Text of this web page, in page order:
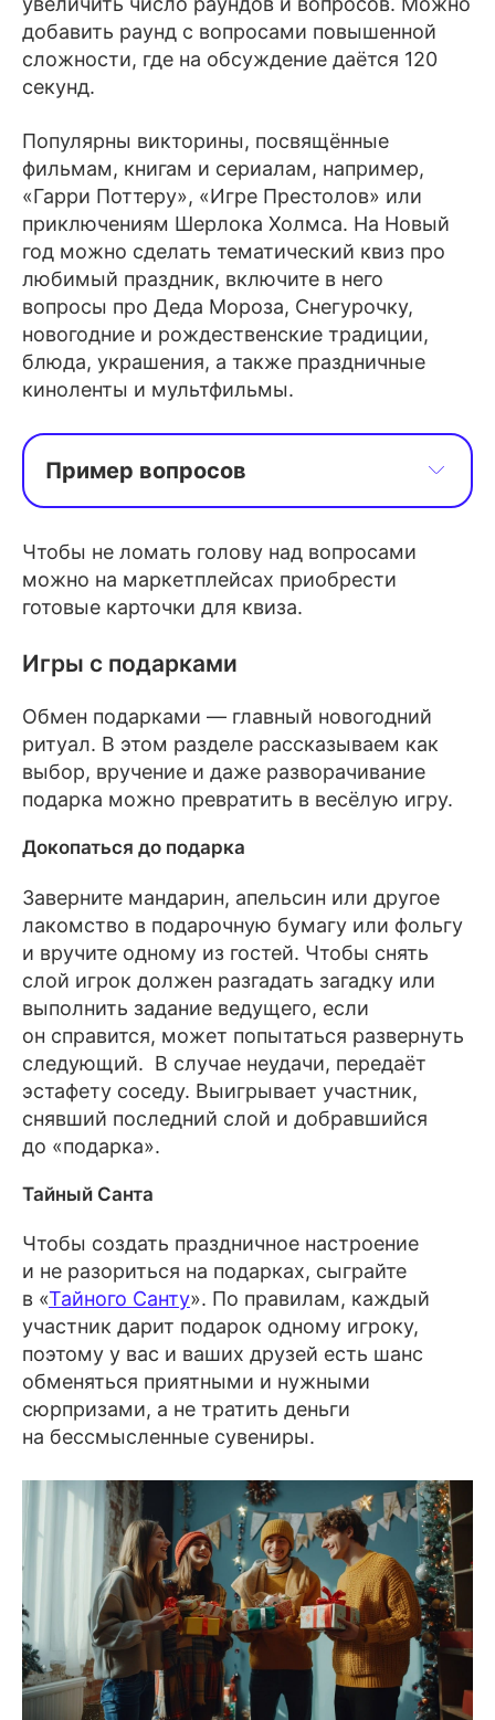
добавить раунд с вопросами повышенной
сложности, где на обсуждение даётся 120
секунд.
Популярны викторины, посвящённые
фильмам, книгам и сериалам, например,
«Гарри Поттеру», «Игре Престолов» или
приключениям Шерлока Холмса. На Новый
год можно сделать тематический квиз про
любимый праздник, включите в него
вопросы про Деда Мороза, Снегурочку,
новогодние и рождественские традиции,
блюда, украшения, а также праздничные
киноленты и мультфильмы.
Пример вопросов
Какой нос у Деда Мороза?
Большой
Красный
Холодный
Кто срубил новогоднюю ёлку
в мультфильме «Зима
в Простоквашино»?
Почтальон Печкин
Шарик
Когда в России начали праздновать
Новый год в ночь с 31 декабря
на 1 января?
Почему в Китае на Новый год принято
дарить мандарины?
Чтобы не ломать голову над вопросами
можно на маркетплейсах приобрести
готовые карточки для квиза.
Игры с подарками
Обмен подарками — главный новогодний
ритуал. В этом разделе рассказываем как
выбор, вручение и даже разворачивание
подарка можно превратить в весёлую игру.
Докопаться до подарка
Заверните мандарин, апельсин или другое
лакомство в подарочную бумагу или фольгу
и вручите одному из гостей. Чтобы снять
слой игрок должен разгадать загадку или
выполнить задание ведущего, если
он справится, может попытаться развернуть
следующий. В случае неудачи, передаёт
эстафету соседу. Выигрывает участник,
снявший последний слой и добравшийся
до «подарка».
Тайный Санта
Чтобы создать праздничное настроение
и не разориться на подарках, сыграйте
в «Тайного Санту». По правилам, каждый
участник дарит подарок одному игроку,
поэтому у вас и ваших друзей есть шанс
обменяться приятными и нужными
сюрпризами, а не тратить деньги
на бессмысленные сувениры.